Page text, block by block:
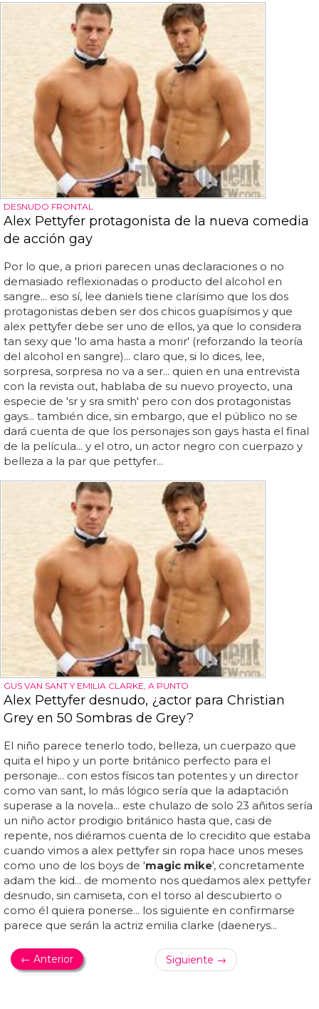
DESNUDO FRONTAL
Alex Pettyfer protagonista de la nueva comedia
de acción gay
Por lo que, a priori parecen unas declaraciones o no
demasiado reflexionadas o producto del alcohol en
sangre... eso sí, lee daniels tiene clarísimo que los dos
protagonistas deben ser dos chicos guapísimos y que
alex pettyfer debe ser uno de ellos, ya que lo considera
tan sexy que 'lo ama hasta a morir' (reforzando la teoría
del alcohol en sangre)... claro que, si lo dices, lee,
sorpresa, sorpresa no va a ser... quien en una entrevista
con la revista out, hablaba de su nuevo proyecto, una
especie de 'sr y sra smith' pero con dos protagonistas
gays... también dice, sin embargo, que el público no se
dará cuenta de que los personajes son gays hasta el final
de la película... y el otro, un actor negro con cuerpazo y
belleza a la par que pettyfer...
GUS VAN SANT Y EMILIA CLARKE, A PUNTO
Alex Pettyfer desnudo, ¿actor para Christian
Grey en 50 Sombras de Grey?
El niño parece tenerlo todo, belleza, un cuerpazo que
quita el hipo y un porte británico perfecto para el
personaje... con estos físicos tan potentes y un director
como van sant, lo más lógico sería que la adaptación
superase a la novela... este chulazo de solo 23 añitos sería
un niño actor prodigio británico hasta que, casi de
repente, nos diéramos cuenta de lo crecidito que estaba
cuando vimos a alex pettyfer sin ropa hace unos meses
como uno de los boys de 'magic mike', concretamente
adam the kid... de momento nos quedamos alex pettyfer
desnudo, sin camiseta, con el torso al descubierto o
como él quiera ponerse... los siguiente en confirmarse
parece que serán la actriz emilia clarke (daenerys...
← Anterior Siguiente →